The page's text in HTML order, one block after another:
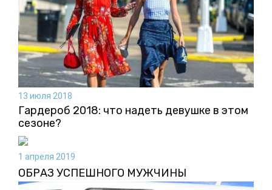
13 июля 2018
Гардероб 2018: что надеть девушке в этом
сезоне?
1 апреля 2019
ОБРАЗ УСПЕШНОГО МУЖЧИНЫ